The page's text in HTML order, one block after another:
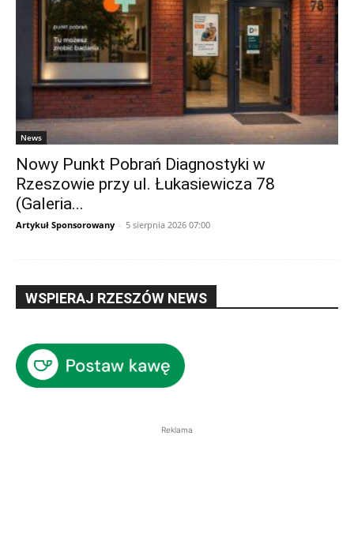
News
Nowy Punkt Pobrań Diagnostyki w
Rzeszowie przy ul. Łukasiewicza 78
(Galeria...
Artykuł Sponsorowany - 5 sierpnia 2026 07:00
WSPIERAJ RZESZÓW NEWS
Reklama